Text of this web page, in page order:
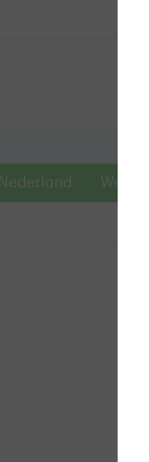
Nederland